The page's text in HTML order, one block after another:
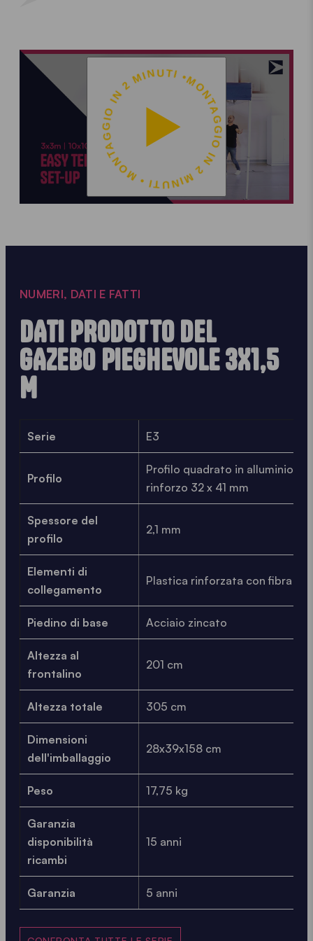
MONTAGGIO IN 2 MINUTI • MONTAGGIO IN 2 MINUTI •
NUMERI, DATI E FATTI
DATI PRODOTTO DEL
GAZEBO PIEGHEVOLE 3X1,5
M
Serie E3
Profilo
Profilo quadrato in alluminio
rinforzo 32 x 41 mm
Spessore del
profilo
2,1 mm
Elementi di
collegamento
Plastica rinforzata con fibra di
Piedino di base Acciaio zincato
Altezza al
frontalino
201 cm
Altezza totale 305 cm
Dimensioni
dell'imballaggio
28x39x158 cm
Peso 17,75 kg
Garanzia
disponibilità
ricambi
15 anni
Garanzia 5 anni